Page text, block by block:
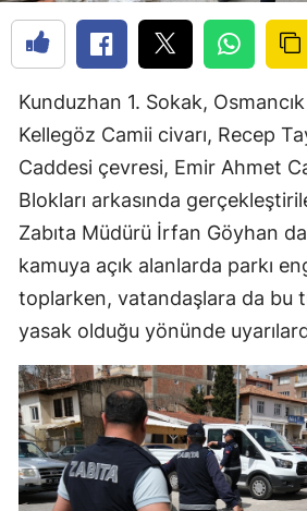
Kunduzhan 1. Sokak,
Kellegöz Camii civarı, Recep
Caddesi çevresi, Emir Ahmet
Blokları arkasında
Zabıta Müdürü İrfan Göyhan da
kamuya açık alanlarda parkı
toplarken, vatandaşlara da bu
yasak olduğu yönünde